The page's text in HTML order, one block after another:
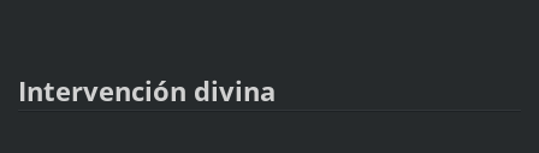
Intervención divina